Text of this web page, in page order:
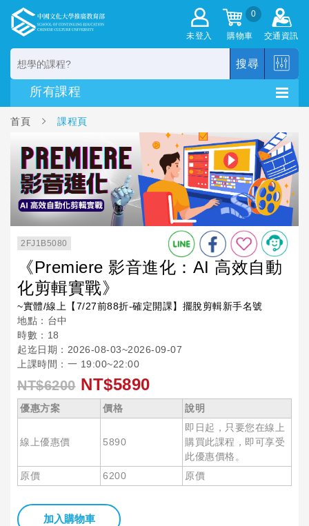
未登入
0
購物車 交通資訊
搜尋
首頁 課程頁
2FJ1B5080
《Premiere 影音進化：AI 高效自動
化剪輯實戰》
~實體/線上【7/27前88折-確定開課】擺脫剪輯新手名號
地點：台中
時數：18
起迄日期：2026-08-03~2026-09-07
上課時間：一 19:00~22:00
NT$6200 NT$5890
優惠方案 價格 說明
線上優惠價 5890
即日起，只要您在線上
購買此課程，即可享受
此優惠價格。
原價
6200 原價
加入購物車